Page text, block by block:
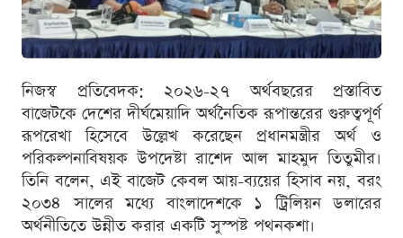
নিজস্ব প্রতিবেদক: ২০২৬-২৭ অর্থবছরের প্রস্তাবিত
বাজেটকে দেশের দীর্ঘমেয়াদি অর্থনৈতিক রূপান্তরের গুরুত্বপূর্ণ
রূপরেখা হিসেবে উল্লেখ করেছেন প্রধানমন্ত্রীর অর্থ ও
পরিকল্পনাবিষয়ক উপদেষ্টা রাশেদ আল মাহমুদ তিতুমীর।
তিনি বলেন, এই বাজেট কেবল আয়-ব্যয়ের হিসাব নয়, বরং
২০৩৪ সালের মধ্যে বাংলাদেশকে ১ ট্রিলিয়ন ডলারের
অর্থনীতিতে উন্নীত করার একটি সুস্পষ্ট পথনকশা।